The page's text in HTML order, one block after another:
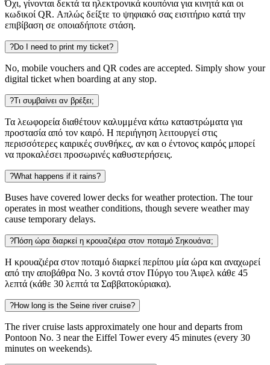
Όχι, γίνονται δεκτά τα ηλεκτρονικά κουπόνια για κινητά και οι
κωδικοί QR. Απλώς δείξτε το ψηφιακό σας εισιτήριο κατά την
επιβίβαση σε οποιαδήποτε στάση.
?Do I need to print my ticket?
No, mobile vouchers and QR codes are accepted. Simply show your
digital ticket when boarding at any stop.
?Τι συμβαίνει αν βρέξει;
Τα λεωφορεία διαθέτουν καλυμμένα κάτω καταστρώματα για
προστασία από τον καιρό. Η περιήγηση λειτουργεί στις
περισσότερες καιρικές συνθήκες, αν και ο έντονος καιρός μπορεί
να προκαλέσει προσωρινές καθυστερήσεις.
?What happens if it rains?
Buses have covered lower decks for weather protection. The tour
operates in most weather conditions, though severe weather may
cause temporary delays.
?Πόση ώρα διαρκεί η κρουαζιέρα στον ποταμό Σηκουάνα;
Η κρουαζιέρα στον ποταμό διαρκεί περίπου μία ώρα και αναχωρεί
από την αποβάθρα Νο. 3 κοντά στον Πύργο του Άιφελ κάθε 45
λεπτά (κάθε 30 λεπτά τα Σαββατοκύριακα).
?How long is the Seine river cruise?
The river cruise lasts approximately one hour and departs from
Pontoon No. 3 near the Eiffel Tower every 45 minutes (every 30
minutes on weekends).